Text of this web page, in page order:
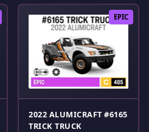
EPIC
2022 ALUMICRAFT #6165
TRICK TRUCK